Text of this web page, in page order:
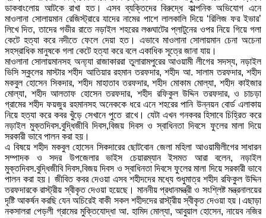
ডাকবাংলোয় আটকে রাখা হত। এসব ব্যক্তিদের বিরুদ্ধে কাল্পনিক অভিযোগ এনে
মাওলানা সোলায়মান রেজিস্ট্রারে যাদের নামের পাশে লালকালি দিয়ে ‘রিলিজ ফর ইভার’
লিখে দিত, তাদের গভীর রাতে নড়াইল শহরের লঞ্চঘাটের প্লাটুনের ওপর নিয়ে গিয়ে গলা
কেটে হত্যা করে নদীতে ফেলে দেয়া হত। এভাবে মাওলানা সোলায়মান চেনা অচেনা
সহস্রাধিক মানুষকে গলা কেটে হত্যা করে বলে একাধিক সূত্রে জানা যায়।
মাওলানা সোলায়মানসহ অন্য্যা রাজাকাররা তুলারামপুরের আওয়ামী লীগের সদস্য, নড়াইল
ভিসি স্কুলের মাস্টার শহীদ আতিয়ার রহমান তরফদার, শহীদ আ. সালাম তরফদার, শহীদ
মকবুল হোসেন সিকদার, শহীদ মাহাতাব তরফদার, শহীদ মোকাম মোল্যা, শহীদ কাইজার
মোল্যা, শহীদ আলতাফ হোসেন তরফদার, শহীদ রফিকুল উদ্দিন তরফদার, ও চাচড়া
গ্রামের শহীদ ফয়জুর রহমানসহ অনেককে ধরে এনে শহরের পানি উন্নয়ন বোর্ড এলাকায়
নিয়ে হত্যা করে কবর খুঁড়ে সেখানে পুতে রাখে। যেটা এখন গনকবর হিসাবে চিহ্রিত করে
নড়াইল মুক্তদিবস.বুদ্ধিজীবি দিবস,বিজয় দিবস ও স্বাধিনতা দিবসে ফুলের মালা দিয়ে
সরকারী ভাবে পালন করা হয়।
এ বিষয়ে শহীদ মকবুল হোসেন সিকদারের ছোটবোন জেলা মহিলা আওয়ামীলীগের সাধারন
সম্পাদক ও সদর উপজেলার ভাইস চেয়ারম্যান ইসমত আরা বলেন, নড়াইল
মুক্তদিবস.বুদ্ধিজীবি দিবস,বিজয় দিবস ও স্বাধিনতা দিবসে ফুলের মালা দিয়ে সরকারী ভাবে
পালন করা হয়। জীবিত কবর দেওয়া এসব শহীদদের মধ্যে শুধুমাত্র শহীদ রফিকুল উদ্দিন
তরফদারকে রাস্ট্রীয় স্বীকৃত দেওয়া হয়েছে। মাননীয় প্রধানমন্ত্রী ও সংশ্লিষ্ট মন্ত্রনালয়ের
দৃষ্টি আকর্ষন করছি যেন অচিরেই বাকী সকল শহীদদের রাস্ট্রীয় স্বীকৃত দেওয়া হয়।এছাড়া
নকসালরা পেড়লী গ্রামের মুক্তিযোদ্ধা আ. হামিদ মোল্যা, আবুয়াল হোসেন, নায়েব নজির